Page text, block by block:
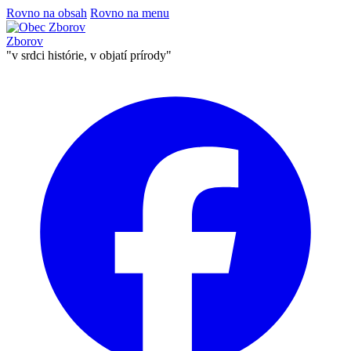
Rovno na obsah Rovno na menu
Zborov
"v srdci histórie, v objatí prírody"